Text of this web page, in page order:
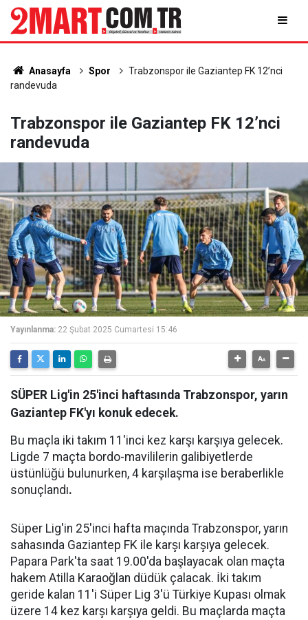
Anasayfa Spor
Trabzonspor ile Gaziantep FK 12’nci
randevuda
Trabzonspor ile Gaziantep FK 12’nci
randevuda
Yayınlanma: 22 Şubat 2025 Cumartesi 15:46
SÜPER Lig'in 25'inci haftasında Trabzonspor, yarın
Gaziantep FK'yı konuk edecek.
Bu maçla iki takım 11'inci kez karşı karşıya gelecek.
Ligde 7 maçta bordo-mavililerin galibiyetlerde
üstünlüğü bulunurken, 4 karşılaşma ise beraberlikle
sonuçlandı.
Süper Lig'in 25'inci hafta maçında Trabzonspor, yarın
sahasında Gaziantep FK ile karşı karşıya gelecek.
Papara Park'ta saat 19.00'da başlayacak olan maçta
hakem Atilla Karaoğlan düdük çalacak. İki takım
geride kalan 11'i Süper Lig 3'ü Türkiye Kupası olmak
üzere 14 kez karşı karşıya geldi. Bu maçlarda maçta